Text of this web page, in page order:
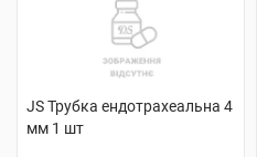
JS Трубка ендотрахеальна 4
мм 1 шт